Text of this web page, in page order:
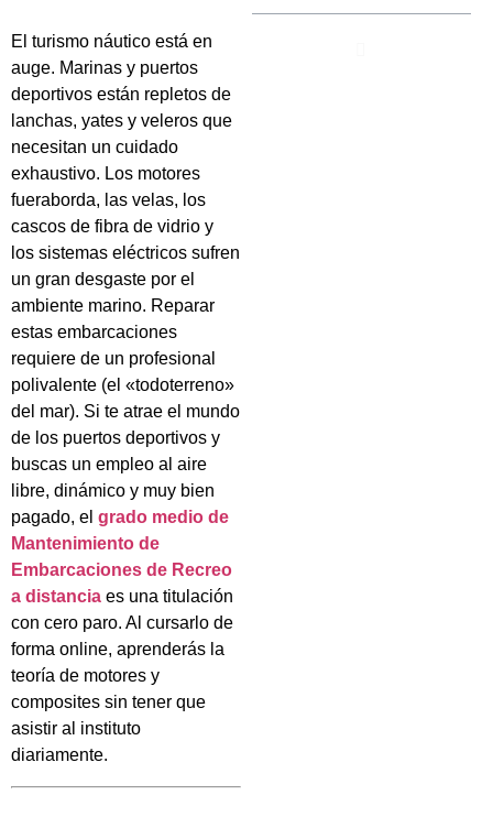
El turismo náutico está en
auge. Marinas y puertos
deportivos están repletos de
lanchas, yates y veleros que
necesitan un cuidado
exhaustivo. Los motores
fueraborda, las velas, los
cascos de fibra de vidrio y
los sistemas eléctricos sufren
un gran desgaste por el
ambiente marino. Reparar
estas embarcaciones
requiere de un profesional
polivalente (el «todoterreno»
del mar). Si te atrae el mundo
de los puertos deportivos y
buscas un empleo al aire
libre, dinámico y muy bien
pagado, el grado medio de
Mantenimiento de
Embarcaciones de Recreo
a distancia es una titulación
con cero paro. Al cursarlo de
forma online, aprenderás la
teoría de motores y
composites sin tener que
asistir al instituto
diariamente.